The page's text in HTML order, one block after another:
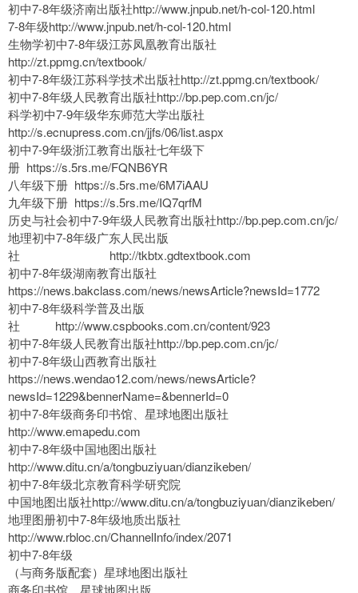
初中7-8年级济南出版社http://www.jnpub.net/h-col-120.html
7-8年级http://www.jnpub.net/h-col-120.html
生物学初中7-8年级江苏凤凰教育出版社
http://zt.ppmg.cn/textbook/
初中7-8年级江苏科学技术出版社http://zt.ppmg.cn/textbook/
初中7-8年级人民教育出版社http://bp.pep.com.cn/jc/
科学初中7-9年级华东师范大学出版社
http://s.ecnupress.com.cn/jjfs/06/list.aspx
初中7-9年级浙江教育出版社七年级下
册 https://s.5rs.me/FQNB6YR
八年级下册 https://s.5rs.me/6M7iAAU
九年级下册 https://s.5rs.me/IQ7qrfM
历史与社会初中7-9年级人民教育出版社http://bp.pep.com.cn/jc/
地理初中7-8年级广东人民出版
社 http://tkbtx.gdtextbook.com
初中7-8年级湖南教育出版社
https://news.bakclass.com/news/newsArticle?newsId=1772
初中7-8年级科学普及出版
社 http://www.cspbooks.com.cn/content/923
初中7-8年级人民教育出版社http://bp.pep.com.cn/jc/
初中7-8年级山西教育出版社
https://news.wendao12.com/news/newsArticle?
newsId=1229&bennerName=&bennerId=0
初中7-8年级商务印书馆、星球地图出版社
http://www.emapedu.com
初中7-8年级中国地图出版社
http://www.ditu.cn/a/tongbuziyuan/dianzikeben/
初中7-8年级北京教育科学研究院
中国地图出版社http://www.ditu.cn/a/tongbuziyuan/dianzikeben/
地理图册初中7-8年级地质出版社
http://www.rbloc.cn/ChannelInfo/index/2071
初中7-8年级
（与商务版配套）星球地图出版社
商务印书馆、星球地图出版